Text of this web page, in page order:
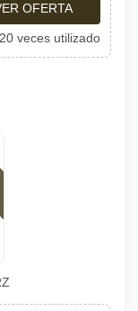
OFERTA
20 veces utilizado